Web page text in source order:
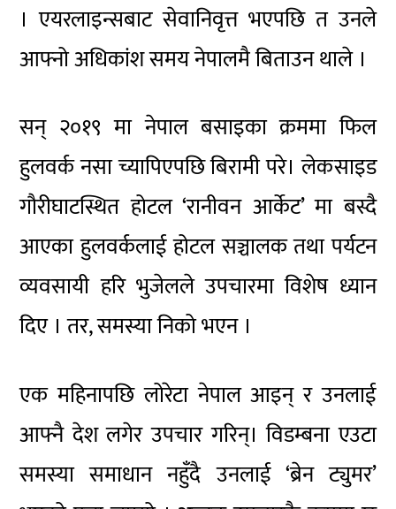
। एयरलाइन्सबाट सेवानिवृत्त भएपछि त उनले
आफ्नो अधिकांश समय नेपालमै बिताउन थाले ।
सन् २०१९ मा नेपाल बसाइका क्रममा फिल
हुलवर्क नसा च्यापिएपछि बिरामी परे। लेकसाइड
गौरीघाटस्थित होटल ‘रानीवन आर्केट’ मा बस्दै
आएका हुलवर्कलाई होटल सञ्चालक तथा पर्यटन
व्यवसायी हरि भुजेलले उपचारमा विशेष ध्यान
दिए । तर, समस्या निको भएन ।
एक महिनापछि लोरेटा नेपाल आइन् र उनलाई
आफ्नै देश लगेर उपचार गरिन्। विडम्बना एउटा
समस्या समाधान नहुँदै उनलाई ‘ब्रेन ट्युमर’